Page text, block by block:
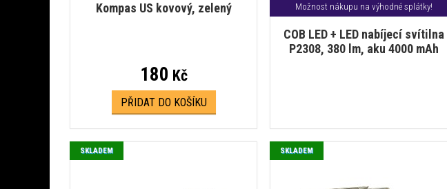
Kompas US kovový, zelený
180 Kč
PŘIDAT DO KOŠÍKU
Možnost nákupu na výhodné splátky!
COB LED + LED nabíjecí svítilna
P2308, 380 lm, aku 4000 mAh
SKLADEM SKLADEM